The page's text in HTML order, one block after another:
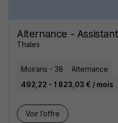
Alternance -
Thales
Moirans - 38
Alternance
492,22 - 1 823,03 € / mois
Voir l’offre